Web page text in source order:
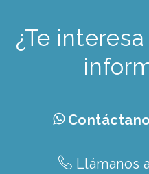
¿Te
Llámanos